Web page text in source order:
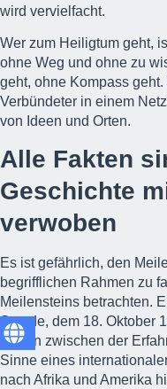
wird vervielfacht.
Wer zum Heiligtum geht,
ohne Weg und ohne zu
geht, ohne Kompass
Verbündeter in einem
von Ideen und Orten.
Alle Fakten
Geschichte
verwoben
Es ist gefährlich, den
begrifflichen Rahmen zu
Meilensteins betrachten.
Stunde, dem 18. Oktober
Bogen zwischen der
Sinne eines
nach Afrika und Amerika